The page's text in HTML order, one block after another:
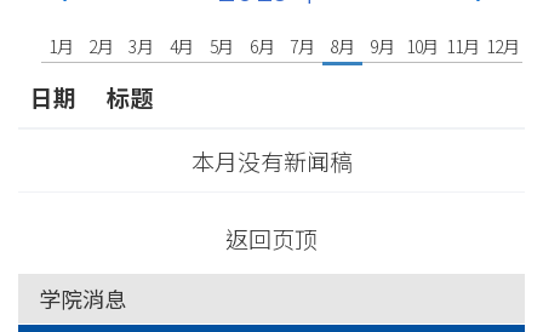
1月 2月 3月 4月 5月 6月 7月 8月 9月 10月 11月 12月
日期
标题
本月没有新闻稿
返回页顶
学院消息